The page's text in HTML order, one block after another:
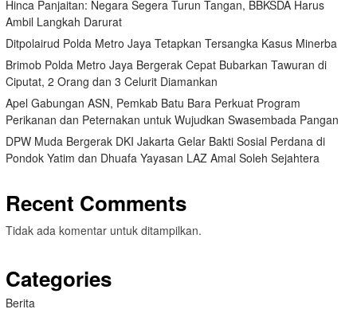
Hinca Panjaitan: Negara Segera Turun Tangan, BBKSDA Harus
Ambil Langkah Darurat
Ditpolairud Polda Metro Jaya Tetapkan Tersangka Kasus Minerba
Brimob Polda Metro Jaya Bergerak Cepat Bubarkan Tawuran di
Ciputat, 2 Orang dan 3 Celurit Diamankan
Apel Gabungan ASN, Pemkab Batu Bara Perkuat Program
Perikanan dan Peternakan untuk Wujudkan Swasembada Pangan
DPW Muda Bergerak DKI Jakarta Gelar Bakti Sosial Perdana di
Pondok Yatim dan Dhuafa Yayasan LAZ Amal Soleh Sejahtera
Recent Comments
Tidak ada komentar untuk ditampilkan.
Categories
Berita